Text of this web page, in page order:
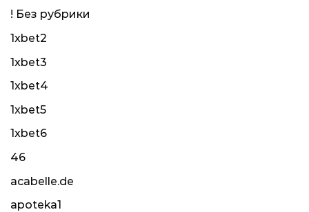
! Без рубрики
1xbet2
1xbet3
1xbet4
1xbet5
1xbet6
46
acabelle.de
apoteka1